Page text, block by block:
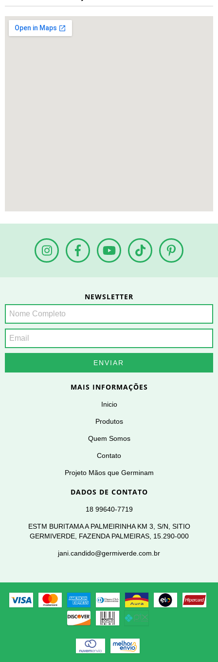
NEWSLETTER
MAIS INFORMAÇÕES
Inicio
Produtos
Quem Somos
Contato
Projeto Mãos que Germinam
DADOS DE CONTATO
18 99640-7719
ESTM BURITAMA A PALMEIRINHA KM 3, S/N, SITIO
GERMIVERDE, FAZENDA PALMEIRAS, 15.290-000
jani.candido@germiverde.com.br